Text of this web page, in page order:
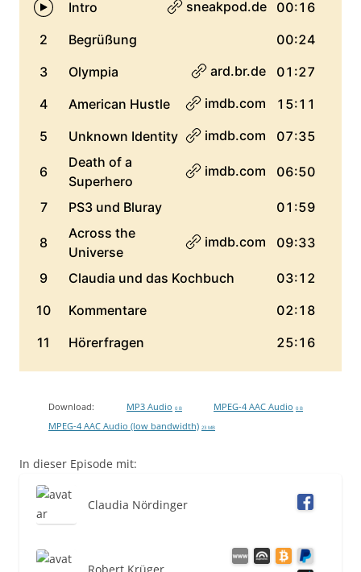
Download: MP3 Audio 0 B MPEG-4 AAC Audio 0 B
MPEG-4 AAC Audio (low bandwidth) 23 MB
In dieser Episode mit:
Claudia Nördinger